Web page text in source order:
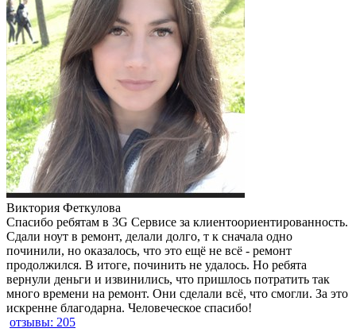
Виктория Феткулова
Спасибо ребятам в 3G Сервисе за клиентоориентированность.
Сдали ноут в ремонт, делали долго, т к сначала одно
починили, но оказалось, что это ещё не всё - ремонт
продолжился. В итоге, починить не удалось. Но ребята
вернули деньги и извинились, что пришлось потратить так
много времени на ремонт. Они сделали всё, что смогли. За это
искренне благодарна. Человеческое спасибо!
отзывы: 205